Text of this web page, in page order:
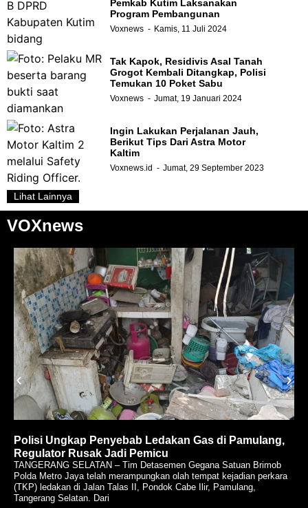
Pemkab Kutim Laksanakan
Program Pembangunan
Voxnews Kamis, 11 Juli 2024
Tak Kapok, Residivis Asal Tanah
Grogot Kembali Ditangkap, Polisi
Temukan 10 Poket Sabu
Voxnews Jumat, 19 Januari 2024
Ingin Lakukan Perjalanan Jauh,
Berikut Tips Dari Astra Motor
Kaltim
Voxnews.id Jumat, 29 September 2023
Lihat Lainnya
VOXnews
Polisi Ungkap Penyebab Ledakan Gas di Pamulang,
Regulator Rusak Jadi Pemicu
TANGERANG SELATAN – Tim Detasemen Gegana Satuan Brimob
Polda Metro Jaya telah merampungkan olah tempat kejadian perkara
(TKP) ledakan di Jalan Talas II, Pondok Cabe Ilir, Pamulang,
Tangerang Selatan. Dari